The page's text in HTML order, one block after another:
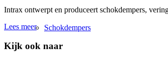
Schokdempers
Intrax ontwerpt en produceert schokdempers,
Lees meer
Kijk ook naar